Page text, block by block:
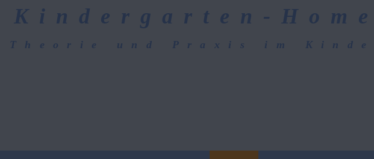
Kindergarten-
Theorie und Praxis im